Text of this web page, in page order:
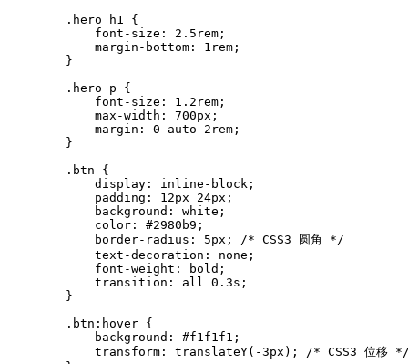
        .hero h1 {
            font-size: 2.5rem;
            margin-bottom: 1rem;
        }
        .hero p {
            font-size: 1.2rem;
            max-width: 700px;
            margin: 0 auto 2rem;
        }
        .btn {
            display: inline-block;
            padding: 12px 24px;
            background: white;
            color: #2980b9;
            border-radius: 5px; /* CSS3 圆角 */
            text-decoration: none;
            font-weight: bold;
            transition: all 0.3s;
        }
        .btn:hover {
            background: #f1f1f1;
transform: translateY(-3px); /* CSS3 位移